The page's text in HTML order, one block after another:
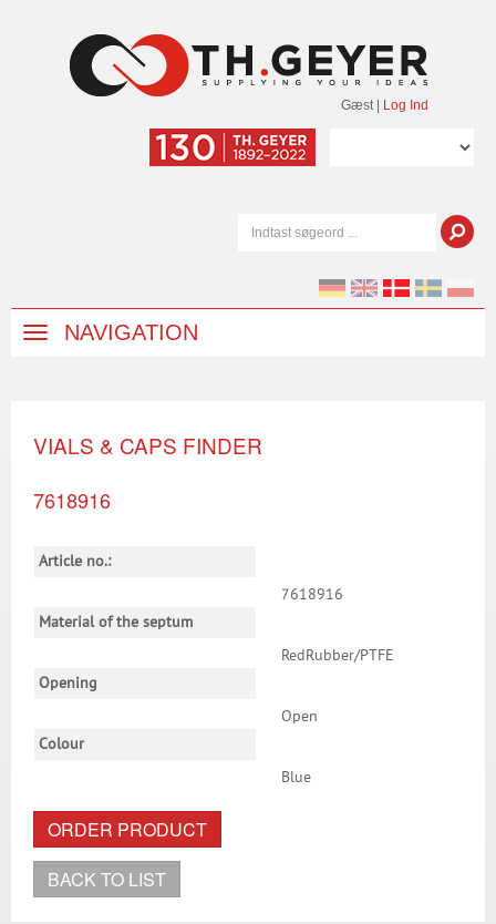
Gæst Log Ind
NAVIGATION
VIALS & CAPS FINDER
7618916
Article no.:
7618916
Material of the septum
RedRubber/PTFE
Opening
Open
Colour
Blue
ORDER PRODUCT
BACK TO LIST